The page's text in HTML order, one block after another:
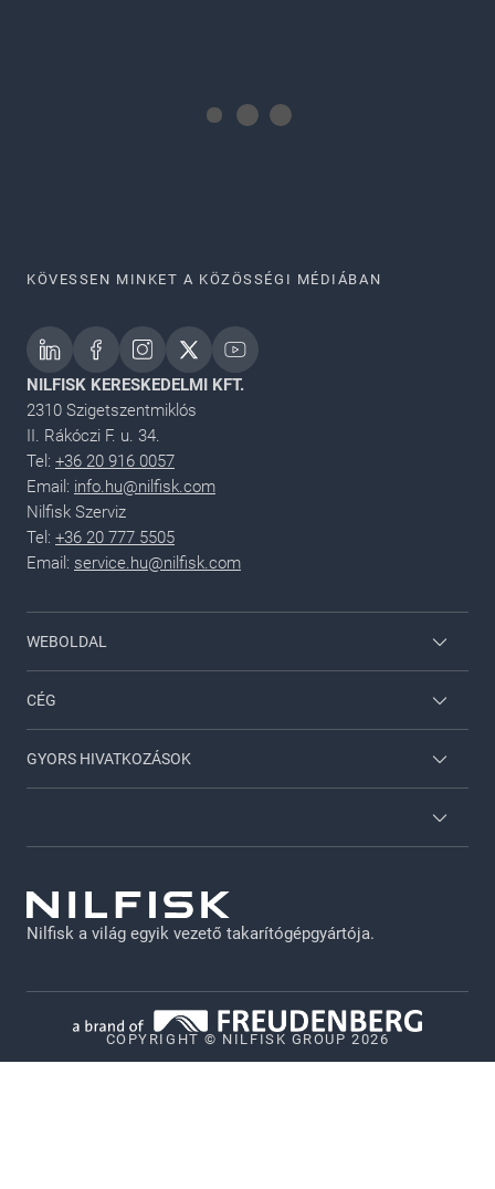
KÖVESSEN MINKET A KÖZÖSSÉGI MÉDIÁBAN
NILFISK KERESKEDELMI KFT.
2310 Szigetszentmiklós
II. Rákóczi F. u. 34.
Tel: +36 20 916 0057
Email: info.hu@nilfisk.com
Nilfisk Szerviz
Tel: +36 20 777 5505
Email: service.hu@nilfisk.com
WEBOLDAL
Nilfisk Háztartási
Viper
CÉG
A Nilfiskről
GYORS HIVATKOZÁSOK
Katalógusok
Jogi nyilatkozat
Adatvédelmi irányelvek
Süti szabályzat
Vulnerability Disclosure Policy
Nilfisk a világ egyik vezető takarítógépgyártója.
COPYRIGHT © NILFISK GROUP 2026